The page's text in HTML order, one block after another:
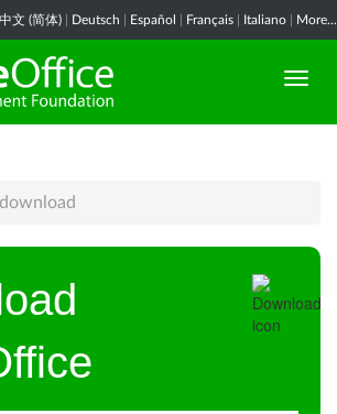
中文 (简体) Deutsch Español Français Italiano More...
download